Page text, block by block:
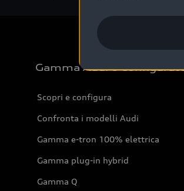
Gamma Audi e
Scopri e configura
Confronta i modelli Audi
Gamma e-tron 100% elettrica
Gamma plug-in hybrid
Gamma Q